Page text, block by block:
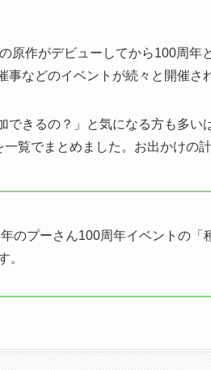
原作がデビューしてから100周年
事などのイベントが続々と開催さ
できるの？」と気になる方も多
覧でまとめました。お出かけの
のプーさん100周年イベントの「
。